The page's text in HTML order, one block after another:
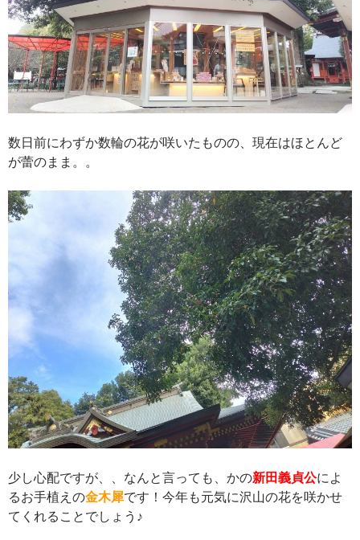
数日前にわずか数輪の花が咲いたものの、現在はほとんど
が蕾のまま。。
少し心配ですが、、なんと言っても、かの新田義貞公によ
るお手植えの金木犀です！今年も元気に沢山の花を咲かせ
てくれることでしょう♪